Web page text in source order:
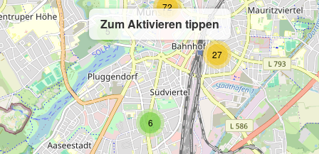
Zum Aktivieren tippen
6
27
5
72